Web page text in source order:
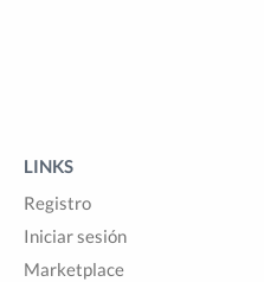
LINKS
Registro
Iniciar sesión
Marketplace